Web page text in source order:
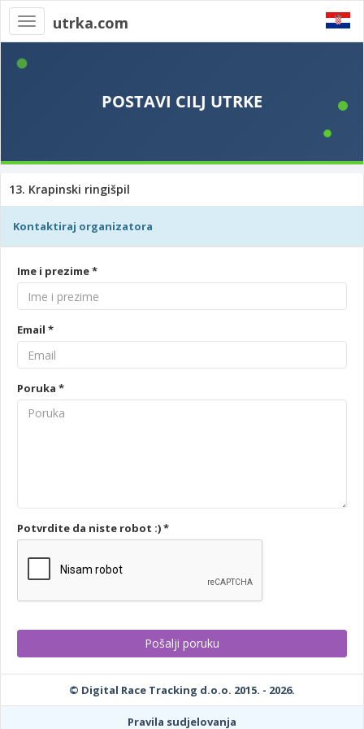
Toggle
navigation
utrka.com
13. Krapinski ringišpil
Kontaktiraj organizatora
Ime i prezime *
Email *
Poruka *
Potvrdite da niste robot :) *
© Digital Race Tracking d.o.o. 2015. - 2026.
Pravila sudjelovanja